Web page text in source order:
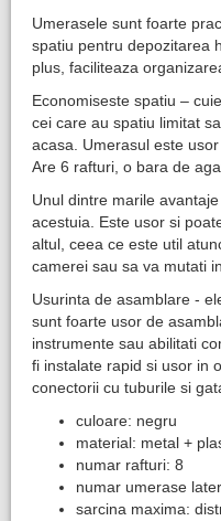
Umerasele sunt foarte
spatiu pentru depozitarea
plus, faciliteaza
Economiseste spatiu –
cei care au spatiu limitat
acasa. Umerasul este
Are 6 rafturi, o bara de
Unul dintre marile
acestuia. Este usor si
altul, ceea ce este util
camerei sau sa va mutati
Usurinta de asamblare -
sunt foarte usor de
instrumente sau abilitati
fi instalate rapid si usor in
conectorii cu tuburile si
culoare: negru
material: metal +
numar rafturi: 8
numar umerase
sarcina maxima: